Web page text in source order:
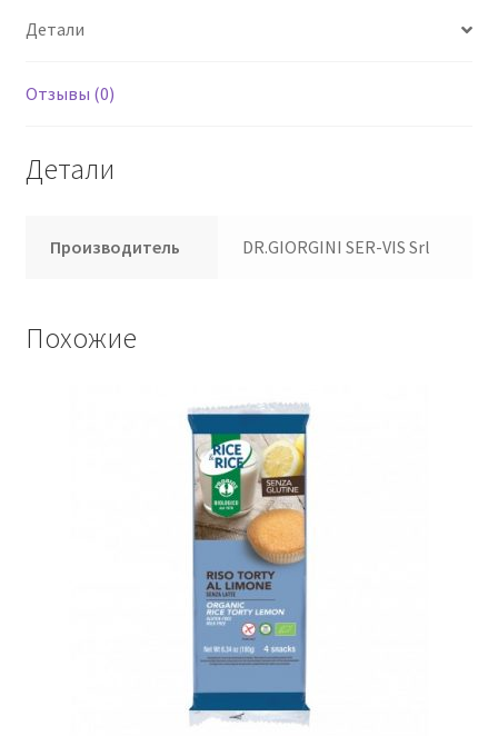
Детали
Отзывы (0)
Детали
Производитель DR.GIORGINI SER-VIS Srl
Похожие